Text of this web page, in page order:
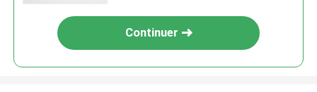
Continuer